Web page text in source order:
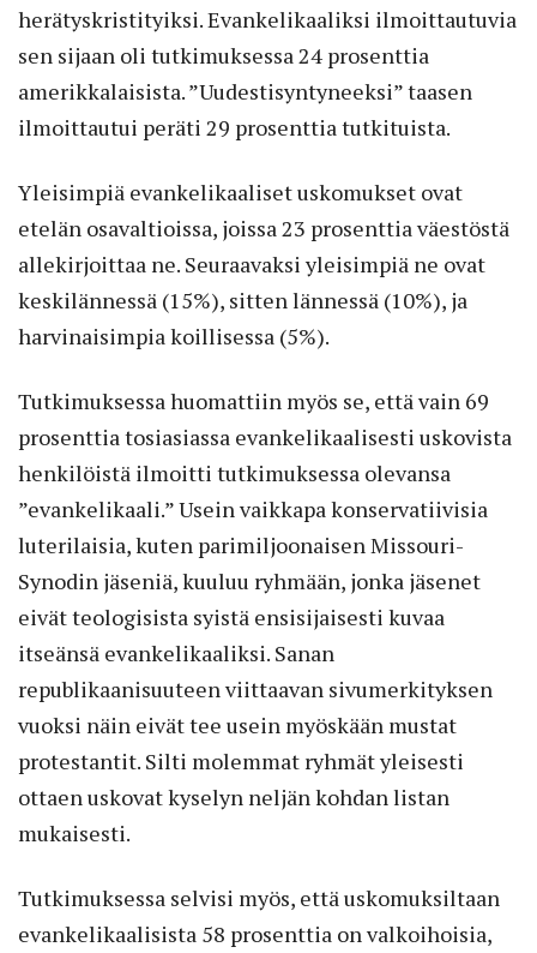
herätyskristityiksi. Evankelikaaliksi ilmoittautuvia
sen sijaan oli tutkimuksessa 24 prosenttia
amerikkalaisista. ”Uudestisyntyneeksi” taasen
ilmoittautui peräti 29 prosenttia tutkituista.
Yleisimpiä evankelikaaliset uskomukset ovat
etelän osavaltioissa, joissa 23 prosenttia väestöstä
allekirjoittaa ne. Seuraavaksi yleisimpiä ne ovat
keskilännessä (15%), sitten lännessä (10%), ja
harvinaisimpia koillisessa (5%).
Tutkimuksessa huomattiin myös se, että vain 69
prosenttia tosiasiassa evankelikaalisesti uskovista
henkilöistä ilmoitti tutkimuksessa olevansa
”evankelikaali.” Usein vaikkapa konservatiivisia
luterilaisia, kuten parimiljoonaisen Missouri-
Synodin jäseniä, kuuluu ryhmään, jonka jäsenet
eivät teologisista syistä ensisijaisesti kuvaa
itseänsä evankelikaaliksi. Sanan
republikaanisuuteen viittaavan sivumerkityksen
vuoksi näin eivät tee usein myöskään mustat
protestantit. Silti molemmat ryhmät yleisesti
ottaen uskovat kyselyn neljän kohdan listan
mukaisesti.
Tutkimuksessa selvisi myös, että uskomuksiltaan
evankelikaalisista 58 prosenttia on valkoihoisia,